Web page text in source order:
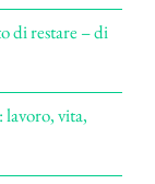
di restare – di
vita,